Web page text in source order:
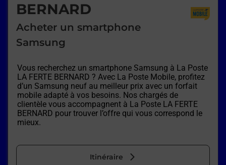
BERNARD
Acheter un smartphone
Samsung
Vous recherchez un smartphone Samsung à La Poste
LA FERTE BERNARD ? Avec La Poste Mobile, profitez
d’un Samsung neuf au meilleur prix avec un forfait
mobile adapté à vos besoins. Nos chargés de
clientèle vous accompagnent à La Poste LA FERTE
BERNARD pour trouver l’offre qui vous correspond le
mieux.
Itinéraire